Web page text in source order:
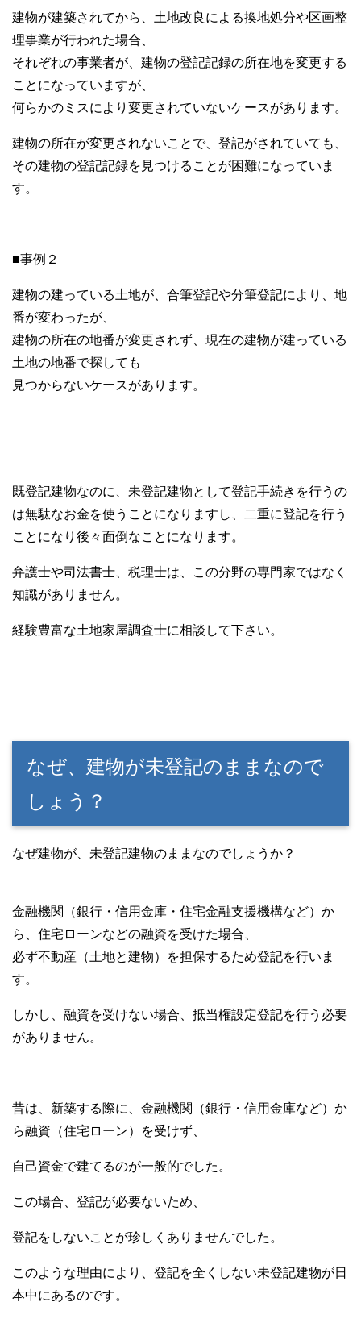
建物が建築されてから、土地改良による換地処分や区画整
理事業が行われた場合、
それぞれの事業者が、建物の登記記録の所在地を変更する
ことになっていますが、
何らかのミスにより変更されていないケースがあります。
建物の所在が変更されないことで、登記がされていても、
その建物の登記記録を見つけることが困難になっていま
す。
■事例２
建物の建っている土地が、合筆登記や分筆登記により、地
番が変わったが、
建物の所在の地番が変更されず、現在の建物が建っている
土地の地番で探しても
見つからないケースがあります。
既登記建物なのに、未登記建物として登記手続きを行うの
は無駄なお金を使うことになりますし、二重に登記を行う
ことになり後々面倒なことになります。
弁護士や司法書士、税理士は、この分野の専門家ではなく
知識がありません。
経験豊富な土地家屋調査士に相談して下さい。
なぜ、建物が未登記のままなので
しょう？
なぜ建物が、未登記建物のままなのでしょうか？
金融機関（銀行・信用金庫・住宅金融支援機構など）か
ら、住宅ローンなどの融資を受けた場合、
必ず不動産（土地と建物）を担保するため登記を行いま
す。
しかし、融資を受けない場合、抵当権設定登記を行う必要
がありません。
昔は、新築する際に、金融機関（銀行・信用金庫など）か
ら融資（住宅ローン）を受けず、
自己資金で建てるのが一般的でした。
この場合、登記が必要ないため、
登記をしないことが珍しくありませんでした。
このような理由により、登記を全くしない未登記建物が日
本中にあるのです。